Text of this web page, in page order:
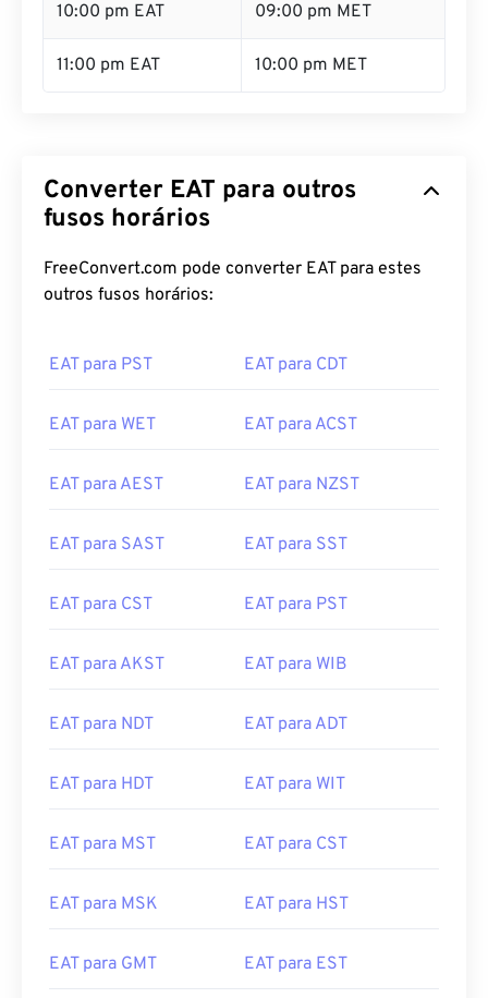
10:00 pm EAT 09:00 pm MET
11:00 pm EAT 10:00 pm MET
Converter EAT para outros
fusos horários
FreeConvert.com pode converter EAT para estes
outros fusos horários:
EAT para PST EAT para CDT
EAT para WET EAT para ACST
EAT para AEST EAT para NZST
EAT para SAST EAT para SST
EAT para CST EAT para PST
EAT para AKST EAT para WIB
EAT para NDT EAT para ADT
EAT para HDT EAT para WIT
EAT para MST EAT para CST
EAT para MSK EAT para HST
EAT para GMT EAT para EST